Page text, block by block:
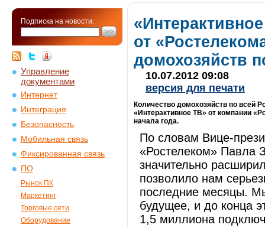
Подписка на новости:
Управление
документами
Интернет
Интеграция
Безопасность
Мобильная связь
Фиксированная связь
ПО
Рынок ПК
Маркетинг
Торговые сети
Оборудование
от
домохозяйств
10.07.2012 09:08
версия для печати
Количество домохозяйств по всей
«Интерактивное ТВ» от компании
начала года.
По словам Вице-
«Ростелеком» Павла
значительно
позволило нам
последние месяцы.
будущее, и до конца
1,5 миллиона